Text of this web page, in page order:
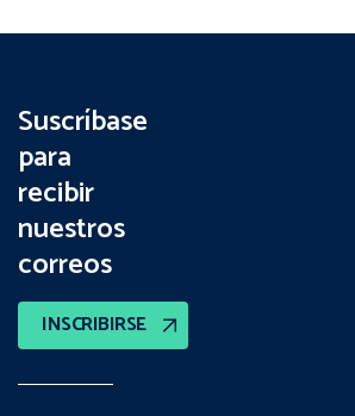
Suscríbase
para
recibir
nuestros
correos
INSCRIBIRSE